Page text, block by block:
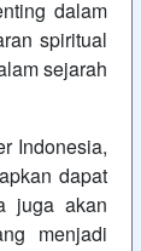
dalam
spiritual
sejarah
Indonesia,
dapat
juga akan
menjadi